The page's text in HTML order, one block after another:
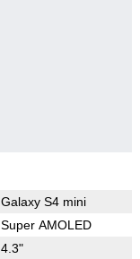
Galaxy S4 mini
Super AMOLED
4.3"